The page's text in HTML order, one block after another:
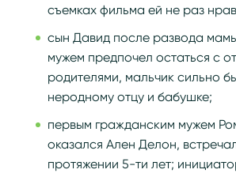
съемках фильма ей не раз
сын Давид после развода
мужем предпочел остаться с
родителями, мальчик сильно
неродному отцу и бабушке;
первым гражданским мужем
оказался Ален Делон,
протяжении 5-ти лет;